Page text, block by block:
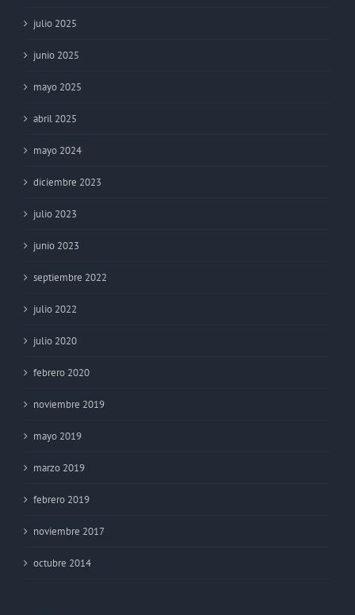
julio 2025
junio 2025
mayo 2025
abril 2025
mayo 2024
diciembre 2023
julio 2023
junio 2023
septiembre 2022
julio 2022
julio 2020
febrero 2020
noviembre 2019
mayo 2019
marzo 2019
febrero 2019
noviembre 2017
octubre 2014